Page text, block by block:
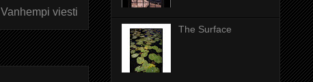
Vanhempi viesti
The Surface